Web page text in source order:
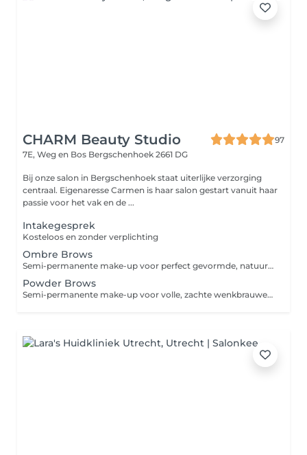
CHARM Beauty Studio
97
7E, Weg en Bos Bergschenhoek 2661 DG
Bij onze salon in Bergschenhoek staat uiterlijke verzorging
centraal. Eigenaresse Carmen is haar salon gestart vanuit haar
passie voor het vak en de ...
Intakegesprek
Kosteloos en zonder verplichting
Ombre Brows
Semi-permanente make-up voor perfect gevormde, natuurlijke wenkbrauwen met een zachte poederachtige schaduw. De kleur word subtiel opgebouwd van licht naar donker voor een ombre-effect dat je gezicht prachtig accentueert.
Powder Brows
Semi-permanente make-up voor volle, zachte wenkbrauwen met een poedereffect. Geeft een natuurlijke, perfect ingeschaduwde look die lijkt op zacht ingekleurde make-up.